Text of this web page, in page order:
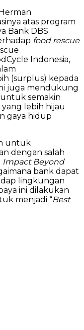
atas program
Bank DBS
food rescue
Indonesia,
(surplus) kepada
juga mendukung
semakin
lebih hijau
gaya hidup
untuk
dengan salah
Impact Beyond
bank dapat
lingkungan
ini dilakukan
menjadi “Best